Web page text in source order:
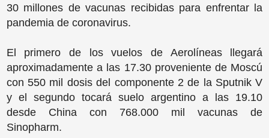
30 millones de vacunas recibidas para enfrentar la
pandemia de coronavirus.
El primero de los vuelos de Aerolíneas llegará
aproximadamente a las 17.30 proveniente de Moscú
con 550 mil dosis del componente 2 de la Sputnik V
y el segundo tocará suelo argentino a las 19.10
desde China con 768.000 mil vacunas de
Sinopharm.